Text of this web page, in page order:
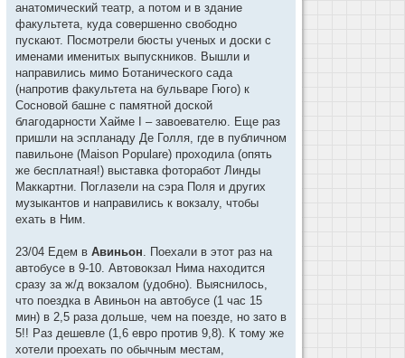
анатомический театр, а потом и в здание
факультета, куда совершенно свободно
пускают. Посмотрели бюсты ученых и доски с
именами именитых выпускников. Вышли и
направились мимо Ботанического сада
(напротив факультета на бульваре Гюго) к
Сосновой башне с памятной доской
благодарности Хайме I – завоевателю. Еще раз
пришли на эспланаду Де Голля, где в публичном
павильоне (Maison Populare) проходила (опять
же бесплатная!) выставка фоторабот Линды
Маккартни. Поглазели на сэра Поля и других
музыкантов и направились к вокзалу, чтобы
ехать в Ним.
23/04 Едем в Авиньон. Поехали в этот раз на
автобусе в 9-10. Автовокзал Нима находится
сразу за ж/д вокзалом (удобно). Выяснилось,
что поездка в Авиньон на автобусе (1 час 15
мин) в 2,5 раза дольше, чем на поезде, но зато в
5!! Раз дешевле (1,6 евро против 9,8). К тому же
хотели проехать по обычным местам,